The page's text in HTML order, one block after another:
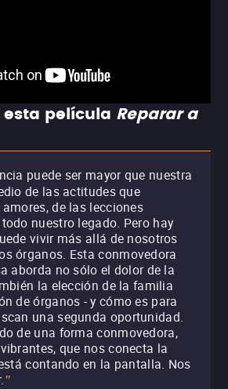
película Reparar a
puede ser mayor que nuestra
de las actitudes que
de las lecciones
nuestro legado. Pero hay
vivir más allá de nosotros
órganos. Esta conmovedora
aborda no sólo el dolor de la
la elección de la familia
de órganos - y cómo es para
una segunda oportunidad.
de una forma conmovedora,
que nos conecta la
contando en la pantalla. Nos
"